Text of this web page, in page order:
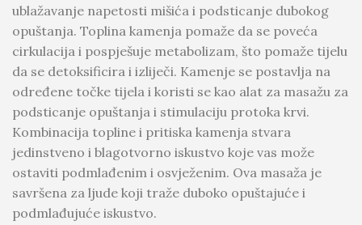
ublažavanje napetosti mišića i podsticanje dubokog
opuštanja. Toplina kamenja pomaže da se poveća
cirkulacija i pospješuje metabolizam, što pomaže tijelu
da se detoksificira i izliječi. Kamenje se postavlja na
određene točke tijela i koristi se kao alat za masažu za
podsticanje opuštanja i stimulaciju protoka krvi.
Kombinacija topline i pritiska kamenja stvara
jedinstveno i blagotvorno iskustvo koje vas može
ostaviti podmlađenim i osvježenim. Ova masaža je
savršena za ljude koji traže duboko opuštajuće i
podmlađujuće iskustvo.